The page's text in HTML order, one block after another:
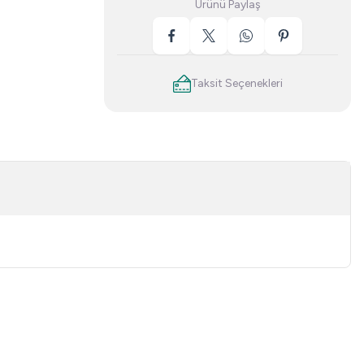
Ürünü Paylaş
Taksit Seçenekleri